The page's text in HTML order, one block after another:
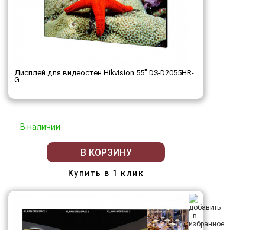
Дисплей для видеостен Hikvision 55" DS-D2055HR-
G
В наличии
В КОРЗИНУ
Купить в 1 клик